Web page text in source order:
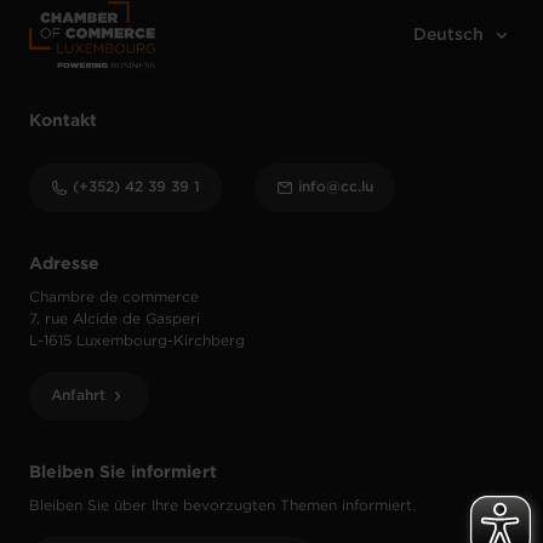
protection des données personnelles
Bleiben Sie informiert
Bleiben Sie über Ihre bevorzugten Themen informiert.
Adresse
Chambre de commerce
7, rue Alcide de Gasperi
L-1615 Luxembourg-Kirchberg
Anfahrt
Kontakt
(+352) 42 39 39 1 info@cc.lu